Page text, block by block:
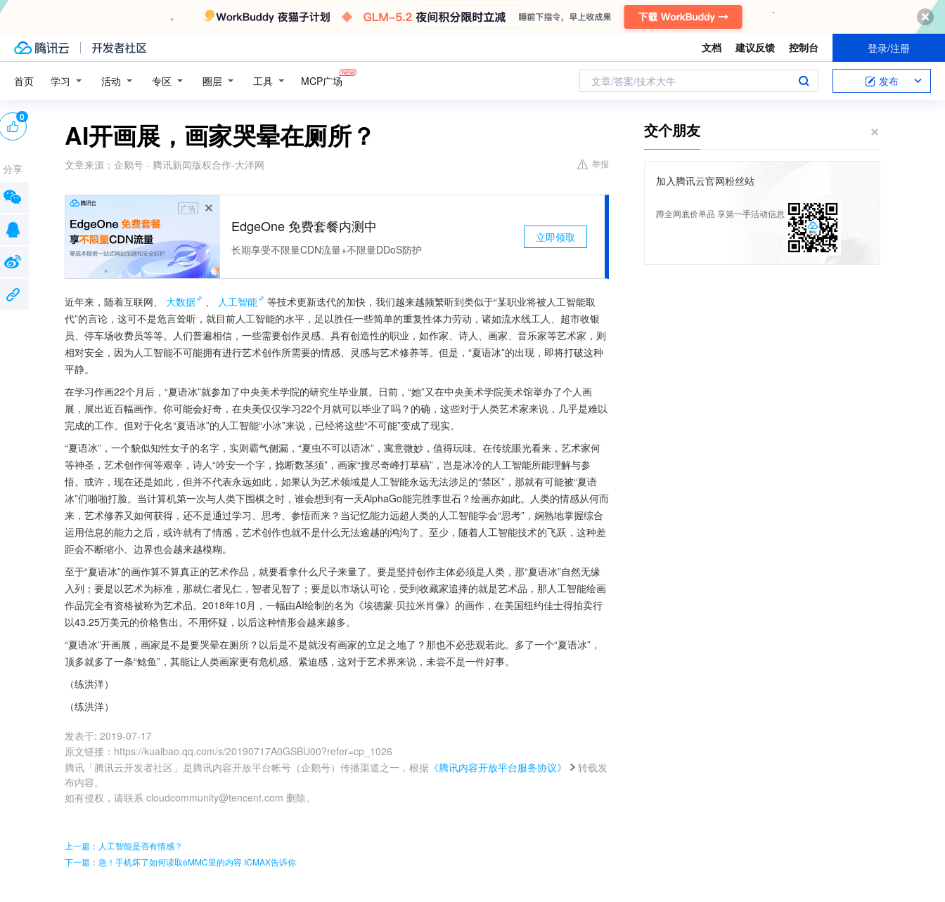
文档 建议反馈 控制台 登录/注册
首页 学习 活动 专区 圈层 工具 MCP广场 文章/答案/技术大牛 发布
AI开画展，画家哭晕在厕所？
文章来源： 企鹅号 - 腾讯新闻版权合作-大洋网 举报
广告
EdgeOne 免费套餐内测中
长期享受不限量CDN流量+不限量DDoS防护
立即领取
近年来，随着互联网、 大数据 、 人工智能
等技术更新迭代的加快，我们越来越频繁听到类似于“某职业将被人工智能取
代”的言论，这可不是危言耸听，就目前人工智能的水平，足以胜任一些简单的重复性体力劳动，诸如流水线工人、超市收银
员、停车场收费员等等。人们普遍相信，一些需要创作灵感、具有创造性的职业，如作家、诗人、画家、音乐家等艺术家，则
相对安全，因为人工智能不可能拥有进行艺术创作所需要的情感、灵感与艺术修养等。但是，“夏语冰”的出现，即将打破这种
平静。
在学习作画22个月后，“夏语冰”就参加了中央美术学院的研究生毕业展。日前，“她”又在中央美术学院美术馆举办了个人画
展，展出近百幅画作。你可能会好奇，在央美仅仅学习22个月就可以毕业了吗？的确，这些对于人类艺术家来说，几乎是难以
完成的工作。但对于化名“夏语冰”的人工智能“小冰”来说，已经将这些“不可能”变成了现实。
“夏语冰”，一个貌似知性女子的名字，实则霸气侧漏，“夏虫不可以语冰”，寓意微妙，值得玩味。在传统眼光看来，艺术家何
等神圣，艺术创作何等艰辛，诗人“吟安一个字，捻断数茎须”，画家“搜尽奇峰打草稿”，岂是冰冷的人工智能所能理解与参
悟。或许，现在还是如此，但并不代表永远如此，如果认为艺术领域是人工智能永远无法涉足的“禁区”，那就有可能被“夏语
冰”们啪啪打脸。当计算机第一次与人类下围棋之时，谁会想到有一天AlphaGo能完胜李世石？绘画亦如此。人类的情感从何而
来，艺术修养又如何获得，还不是通过学习、思考、参悟而来？当记忆能力远超人类的人工智能学会“思考”，娴熟地掌握综合
运用信息的能力之后，或许就有了情感，艺术创作也就不是什么无法逾越的鸿沟了。至少，随着人工智能技术的飞跃，这种差
距会不断缩小、边界也会越来越模糊。
至于“夏语冰”的画作算不算真正的艺术作品，就要看拿什么尺子来量了。要是坚持创作主体必须是人类，那“夏语冰”自然无缘
入列；要是以艺术为标准，那就仁者见仁，智者见智了；要是以市场认可论，受到收藏家追捧的就是艺术品，那人工智能绘画
作品完全有资格被称为艺术品。2018年10月，一幅由AI绘制的名为《埃德蒙·贝拉米肖像》的画作，在美国纽约佳士得拍卖行
以43.25万美元的价格售出。不用怀疑，以后这种情形会越来越多。
“夏语冰”开画展，画家是不是要哭晕在厕所？以后是不是就没有画家的立足之地了？那也不必悲观若此。多了一个“夏语冰”，
顶多就多了一条“鲶鱼”，其能让人类画家更有危机感、紧迫感，这对于艺术界来说，未尝不是一件好事。
（练洪洋）
（练洪洋）
发表于: 2019-07-17
原文链接 ： https://kuaibao.qq.com/s/20190717A0GSBU00?refer=cp_1026
腾讯「腾讯云开发者社区」是腾讯内容开放平台帐号（企鹅号）传播渠道之一，根据 《腾讯内容开放平台服务协议》
转载发
布内容。
如有侵权，请联系 cloudcommunity@tencent.com 删除。
0
分享
上一篇：人工智能是否有情感？
下一篇：急！手机坏了如何读取eMMC里的内容 ICMAX告诉你
交个朋友
加入腾讯云官网粉丝站
蹲全网底价单品 享第一手活动信息